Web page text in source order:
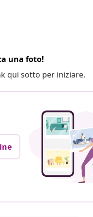
una foto!
qui sotto per iniziare.